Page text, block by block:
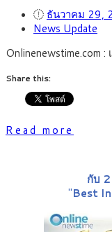
ธันวาคม 29,
News Update
Onlinenewstime.com
Share this:
Read more
กับ 2
"Best